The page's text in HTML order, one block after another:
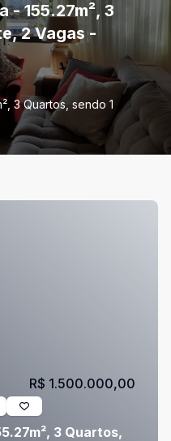
- 155.27m², 3
2 Vagas -
3 Quartos, sendo 1
3 Quartos,
R$ 1.500.000,00